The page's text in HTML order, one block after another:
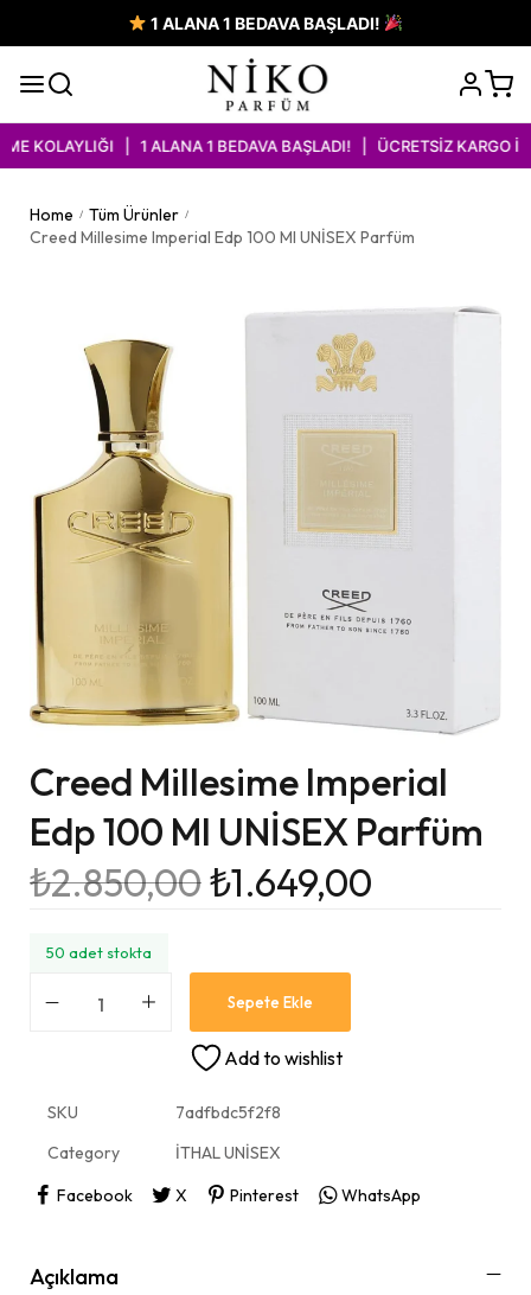
1 ALANA 1 BEDAVA BAŞLADI!
KOLAYLIĞI | 1 ALANA 1 BEDAVA BAŞLADI! | ÜCRETSİZ KARGO
Home / Tüm Ürünler /
Creed Millesime Imperial Edp 100 Ml UNİSEX Parfüm
Creed Millesime Imperial
Edp 100 Ml UNİSEX Parfüm
₺2.850,00₺1.649,00
50 adet stokta
Sepete Ekle
Add to wishlist
SKU
7adfbdc5f2f8
Category
İTHAL UNİSEX
Facebook
X Pinterest WhatsApp
Açıklama